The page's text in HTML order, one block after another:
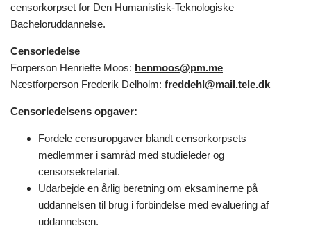
censorkorpset for Den Humanistisk-Teknologiske
Bacheloruddannelse.
Censorledelse
Forperson Henriette Moos: henmoos@pm.me
Næstforperson Frederik Delholm: freddehl@mail.tele.dk
Censorledelsens opgaver:
Fordele censuropgaver blandt censorkorpsets
medlemmer i samråd med studieleder og
censorsekretariat.
Udarbejde en årlig beretning om eksaminerne på
uddannelsen til brug i forbindelse med evaluering af
uddannelsen.